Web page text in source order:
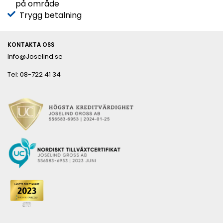
på område
Trygg betalning
KONTAKTA OSS
Info@Joselind.se
Tel: 08-722 41 34